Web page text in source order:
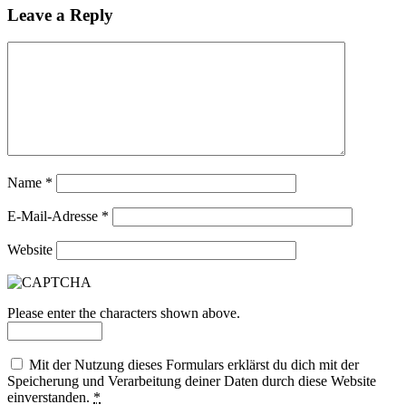
Leave a Reply
Name *
E-Mail-Adresse *
Website
Please enter the characters shown above.
Mit der Nutzung dieses Formulars erklärst du dich mit der
Speicherung und Verarbeitung deiner Daten durch diese Website
einverstanden. *